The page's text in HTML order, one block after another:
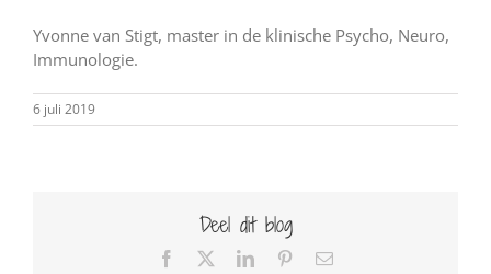
Yvonne van Stigt, master in de klinische Psycho, Neuro,
Immunologie.
6 juli 2019
Deel dit blog
Facebook LinkedInPinterest
E-